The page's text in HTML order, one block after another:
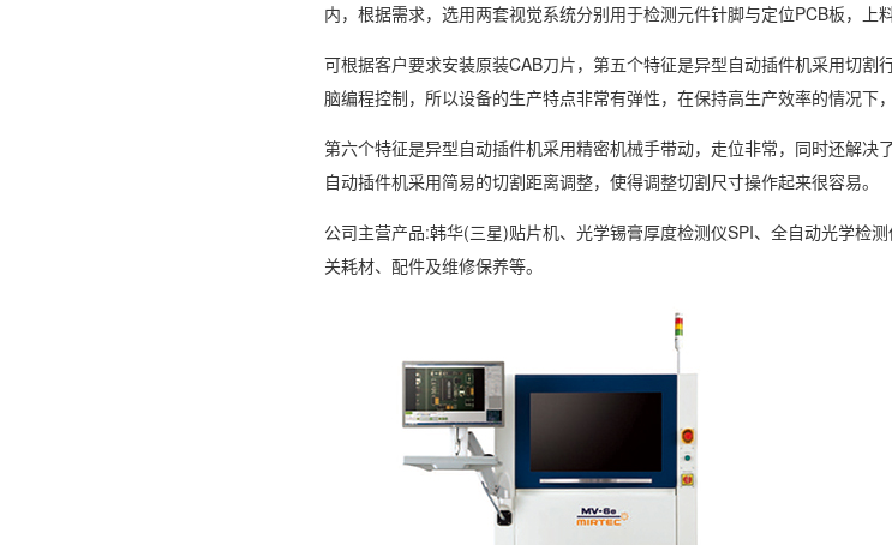
内，根据需求，选用两套视觉系统分别用于检测元件针脚与定位PCB板，上
可根据客户要求安装原装CAB刀片，第五个特征是异型自动插件机采用切
脑编程控制，所以设备的生产特点非常有弹性，在保持高生产效率的情况下
第六个特征是异型自动插件机采用精密机械手带动，走位非常，同时还解
自动插件机采用简易的切割距离调整，使得调整切割尺寸操作起来很容易。
公司主营产品:韩华(三星)贴片机、光学锡膏厚度检测仪SPI、全自动光学检
关耗材、配件及维修保养等。